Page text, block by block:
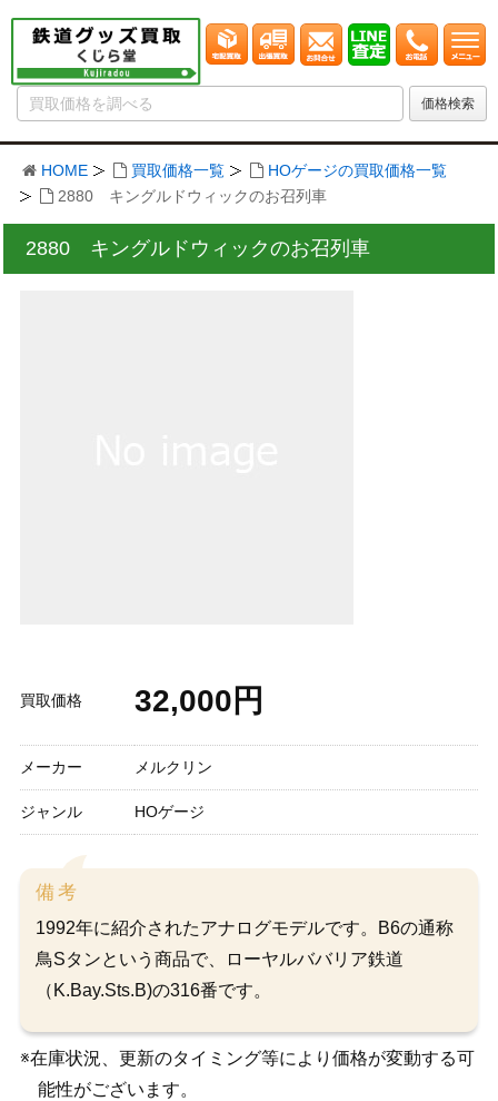
HOME 買取価格一覧
HOゲージの買取価格一覧
2880 キングルドウィックのお召列車
2880 キングルドウィックのお召列車
買取価格 32,000円
メーカー メルクリン
ジャンル HOゲージ
備考
1992年に紹介されたアナログモデルです。B6の通称
鳥Sタンという商品で、ローヤルババリア鉄道
（K.Bay.Sts.B)の316番です。
※在庫状況、更新のタイミング等により価格が変動する可
能性がございます。